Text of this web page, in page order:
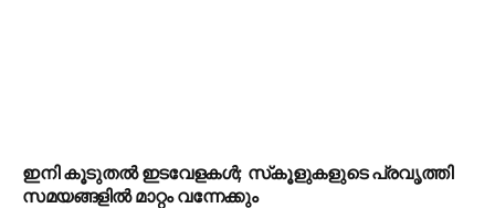
ഇനി കൂടുതൽ ഇടവേളകൾ; സ്‌കൂളുകളുടെ പ്രവൃത്തി
സമയങ്ങളിൽ മാറ്റം വന്നേക്കും